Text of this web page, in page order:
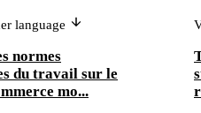
language
normes
du travail sur le
mo...